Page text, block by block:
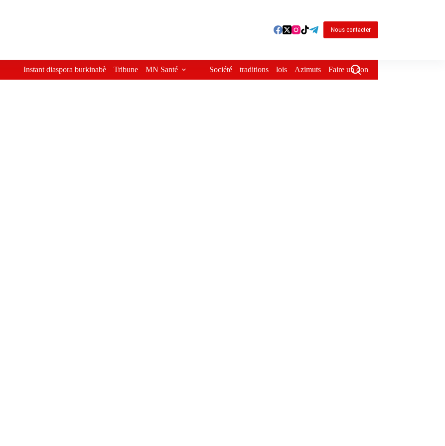
Nous contacter
Instant diaspora burkinabè Tribune MN Santé Société traditions lois Azimuts Faire un don